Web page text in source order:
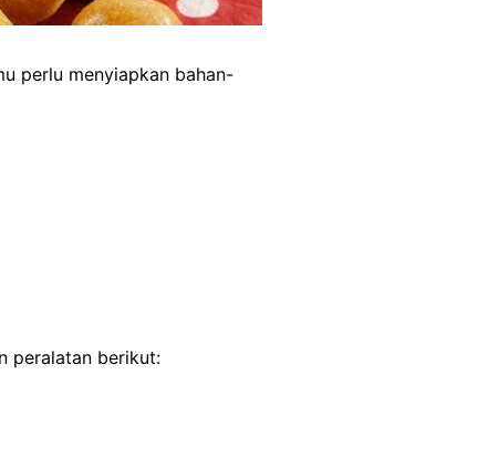
perlu menyiapkan bahan-
peralatan berikut: